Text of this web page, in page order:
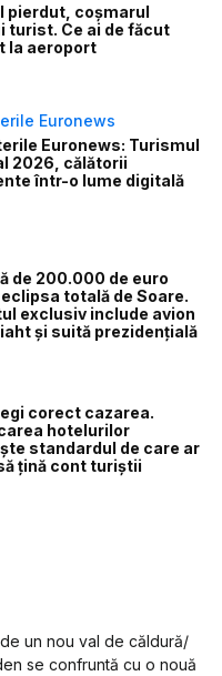
pierdut, coșmarul
turist. Ce ai de făcut
la aeroport
Euronews
Euronews: Turismul
2026, călătorii
într-o lume digitală
de 200.000 de euro
totală de Soare.
exclusiv include avion
și suită prezidențială
corect cazarea.
hotelurilor
standardul de care ar
țină cont turiștii
un nou val de căldură/
se confruntă cu o nouă